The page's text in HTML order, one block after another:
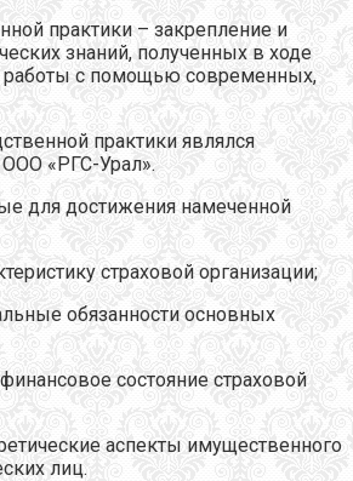
практики – закрепление и
знаний, полученных в ходе
работы с помощью современных,
практики являлся
«РГС-Урал».
для достижения намеченной
страховой организации;
обязанности основных
состояние страховой
аспекты имущественного
лиц.